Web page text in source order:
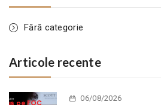
Fără categorie
Articole recente
06/08/2026